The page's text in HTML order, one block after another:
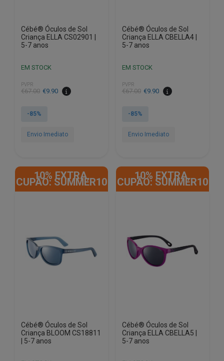
Cébé® Óculos de Sol
Criança ELLA CS02901 |
5-7 anos
EM STOCK
PVPR
€67.00
O
original
€67.00.
€9.90
O
atual
€9.90.
-85%
Envio Imediato
Cébé® Óculos de Sol
Criança ELLA CBELLA4 |
5-7 anos
EM STOCK
PVPR
€67.00
O
original
€67.00.
€9.90
O
atual
€9.90.
-85%
Envio Imediato
10% EXTRA,
CUPÃO: SUMMER10
Cébé® Óculos de Sol
Criança BLOOM CS18811
| 5-7 anos
10% EXTRA,
CUPÃO: SUMMER10
Cébé® Óculos de Sol
Criança ELLA CBELLA5 |
5-7 anos